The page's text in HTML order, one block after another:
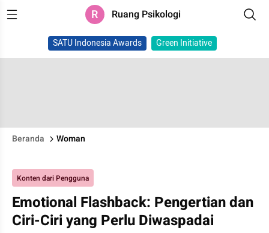
R Ruang Psikologi
SATU Indonesia Awards Green Initiative
Beranda Woman
Konten dari Pengguna
Emotional Flashback: Pengertian dan
Ciri-Ciri yang Perlu Diwaspadai